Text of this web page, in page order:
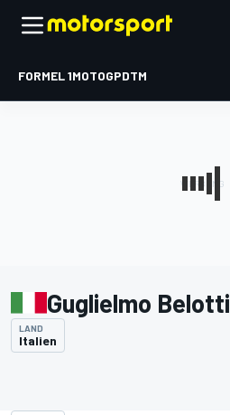
FORMEL 1MOTOGPDTM
Guglielmo Belotti
LAND
Italien